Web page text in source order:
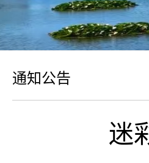
通知公告
迷